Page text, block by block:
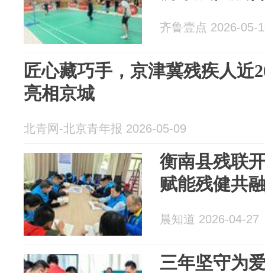
齐鲁壹点 2026-05-
匠心藏巧手，京津冀残疾人近
亮相京城
北青网-北京青年报 2026-05-09
衡南县残联
赋能残健共
晨知道 2026-04-27
三年坚守为